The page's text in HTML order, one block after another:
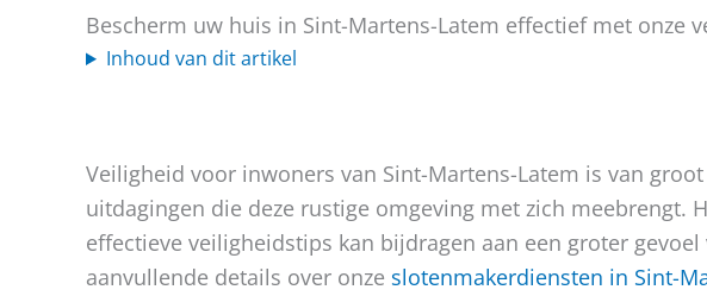
Bescherm uw huis in Sint-Martens-Latem effectief met onze
Inhoud van dit artikel
Veiligheid voor inwoners van Sint-Martens-Latem is van
uitdagingen die deze rustige omgeving met zich meebrengt.
effectieve veiligheidstips kan bijdragen aan een groter
aanvullende details over onze slotenmakerdiensten in Sint-